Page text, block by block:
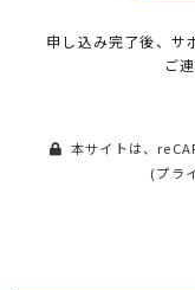
申し込み完了後、サ
ご
本サイトは、
(プラ